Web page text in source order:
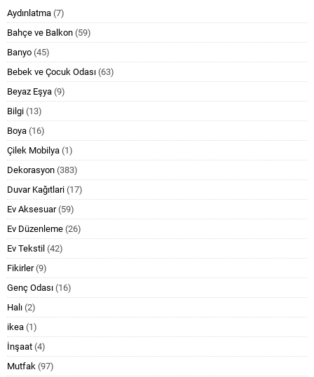
Aydınlatma (7)
Bahçe ve Balkon (59)
Banyo (45)
Bebek ve Çocuk Odası (63)
Beyaz Eşya (9)
Bilgi (13)
Boya (16)
Çilek Mobilya (1)
Dekorasyon (383)
Duvar Kağıtlari (17)
Ev Aksesuar(59)
Ev Düzenleme (26)
Ev Tekstil (42)
Fikirler(9)
Genç Odası (16)
Halı (2)
ikea (1)
İnşaat (4)
Mutfak (97)